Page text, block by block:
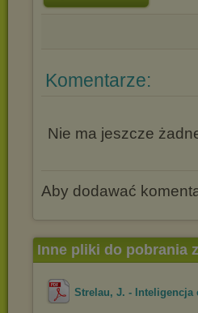
Komentarze:
Nie ma jeszcze
Aby dodawać
Inne pliki do pobrania
Strelau, J. - Inteligencja